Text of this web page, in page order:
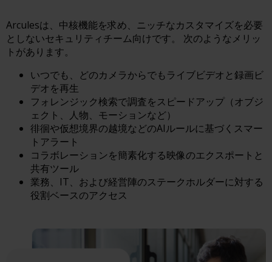
Arculesは、中核機能を求め、ニッチなカスタマイズを必要
としないセキュリティチーム向けです。 次のようなメリッ
トがあります。
いつでも、どのカメラからでもライブビデオと録画ビ
デオを再生
フォレンジック検索で調査をスピードアップ（オブジ
ェクト、人物、モーションなど）
徘徊や仮想境界の越境などのAIルールに基づくスマー
トアラート
コラボレーションを簡素化する映像のエクスポートと
共有ツール
業務、IT、および経営陣のステークホルダーに対する
役割ベースのアクセス